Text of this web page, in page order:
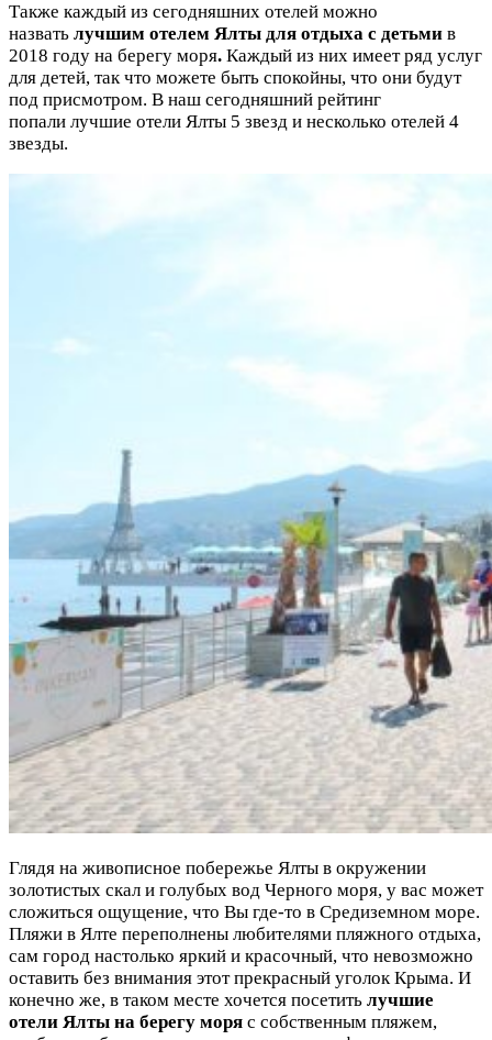
Также каждый из сегодняшних отелей можно
назвать лучшим отелем Ялты для отдыха с детьми в
2018 году на берегу моря. Каждый из них имеет ряд услуг
для детей, так что можете быть спокойны, что они будут
под присмотром. В наш сегодняшний рейтинг
попали лучшие отели Ялты 5 звезд и несколько отелей 4
звезды.
Глядя на живописное побережье Ялты в окружении
золотистых скал и голубых вод Черного моря, у вас может
сложиться ощущение, что Вы где-то в Средиземном море.
Пляжи в Ялте переполнены любителями пляжного отдыха,
сам город настолько яркий и красочный, что невозможно
оставить без внимания этот прекрасный уголок Крыма. И
конечно же, в таком месте хочется посетить лучшие
отели Ялты на берегу моря с собственным пляжем,